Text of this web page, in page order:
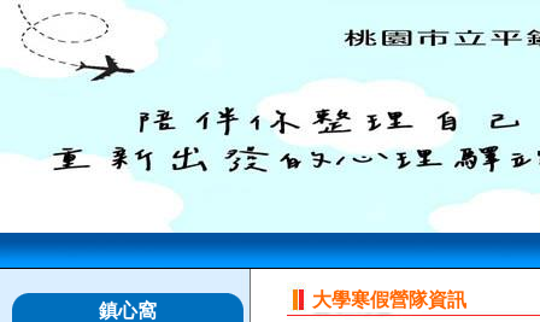
鎮心窩
大學寒假營隊資訊